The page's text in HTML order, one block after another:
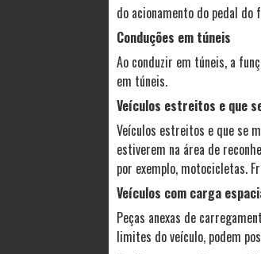
do acionamento do pedal do
Conduções em túneis
Ao conduzir em túneis, a
em túneis.
Veículos estreitos e que
Veículos estreitos e que se
estiverem na área de
por exemplo, motocicletas.
Veículos com carga
Peças anexas de
limites do veículo, podem